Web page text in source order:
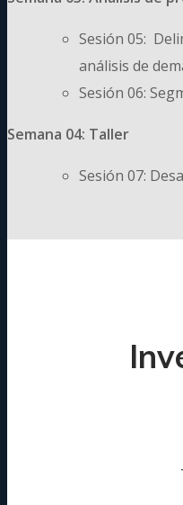
Sesión 05:
análisis de
Sesión 06:
Semana 04: Taller
Sesión 07: